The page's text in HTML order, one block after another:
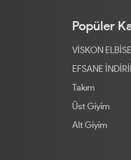
Popüler
VİSKON
EFSANE
Takım
Üst Giyim
Alt Giyim